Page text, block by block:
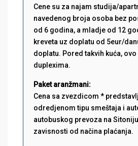
Cene su za najam studija/
navedenog broja osoba bez
od 6 godina, a mladje od 12
kreveta uz doplatu od 5eur/
doplatu. Pored takvih kuća,
duplexima.
Paket aranžmani:
Cena sa zvezdicom *
odredjenom tipu smeštaja i
autobuskog prevoza na
zavisnosti od načina plaćanja.